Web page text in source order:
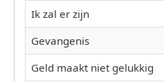
Ik zal er zijn
Gevangenis
Geld maakt niet gelukkig